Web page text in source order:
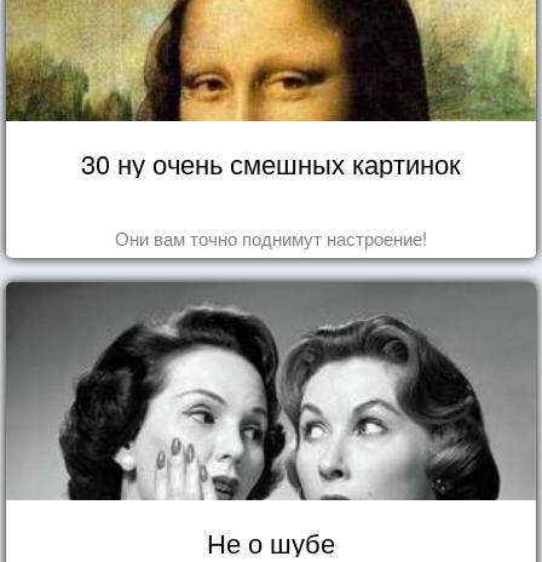
30 ну очень смешных картинок
Они вам точно поднимут настроение!
Не о шубе